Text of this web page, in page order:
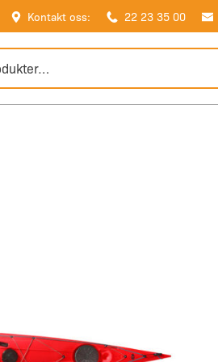
Kontakt oss: 22 23 35 00